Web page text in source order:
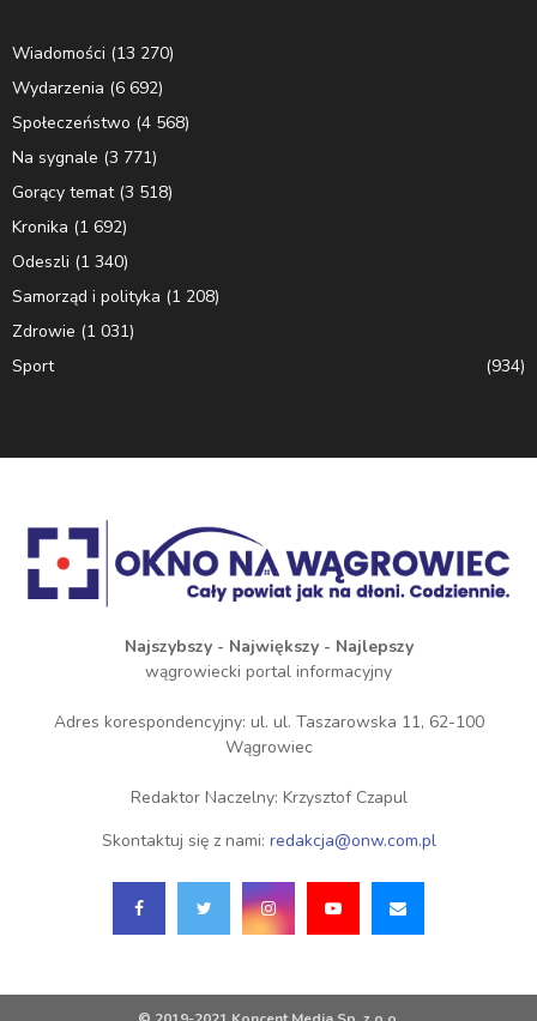
Wiadomości (13 270)
Wydarzenia (6 692)
Społeczeństwo (4 568)
Na sygnale (3 771)
Gorący temat(3 518)
Kronika (1 692)
Odeszli (1 340)
Samorząd i polityka (1 208)
Zdrowie (1 031)
Sport
(934)
Najszybszy - Największy - Najlepszy
wągrowiecki portal informacyjny
Adres korespondencyjny: ul. ul. Taszarowska 11, 62-100
Wągrowiec
Redaktor Naczelny: Krzysztof Czapul
Skontaktuj się z nami: redakcja@onw.com.pl